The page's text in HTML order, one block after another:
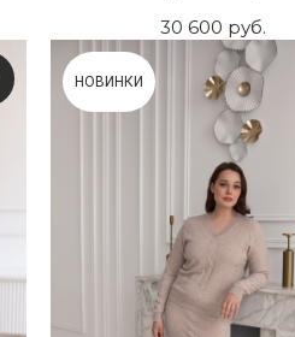
30 600 руб.
НОВИНКИ